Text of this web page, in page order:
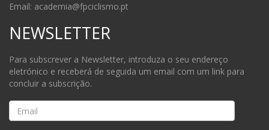
Email: academia@fpciclismo.pt
NEWSLETTER
Para subscrever a Newsletter, introduza o seu endereço
eletrónico e receberá de seguida um email com um link para
concluir a subscrição.
Email